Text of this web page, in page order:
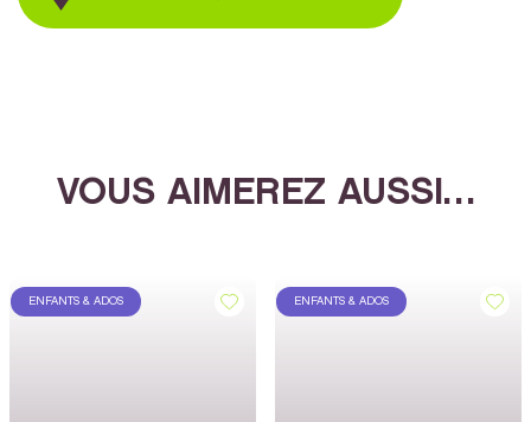
VOUS AIMEREZ AUSSI…
ENFANTS & ADOS ENFANTS & ADOS